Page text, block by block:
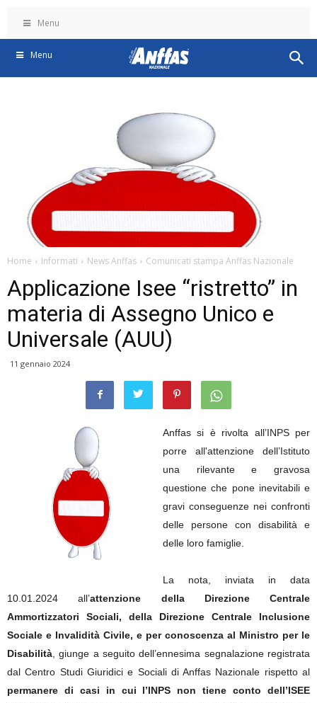
Menu
Menu
Home Informati News Anffas Comunicati stampa Anffas Nazionale
Applicazione Isee “ristretto” in
materia di Assegno Unico e
Universale (AUU)
11 gennaio 2024
Anffas si è rivolta all’INPS per
porre all'attenzione dell’Istituto
una rilevante e gravosa
questione che pone inevitabili e
gravi conseguenze nei confronti
delle persone con disabilità e
delle loro famiglie.
La nota, inviata in data
10.01.2024 all’attenzione della
Direzione Centrale
Ammortizzatori Sociali, della Direzione Centrale Inclusione
Sociale e Invalidità Civile, e per conoscenza al Ministro per le
Disabilità , giunge a seguito dell’ennesima segnalazione registrata
dal Centro Studi Giuridici e Sociali di Anffas Nazionale rispetto al
permanere di casi in cui l’INPS non tiene conto dell’ISEE